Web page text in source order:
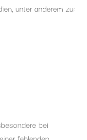
unter anderem zu:
bei